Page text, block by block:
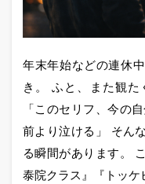
年末年始などの連休
き。 ふと、また観た
「このセリフ、今の
前より泣ける」 そん
る瞬間があります。
泰院クラス』『トッケ